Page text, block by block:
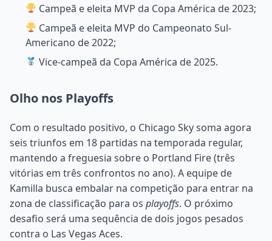
Campeã e eleita MVP da Copa América de 2023;
Campeã e eleita MVP do Campeonato Sul-
Americano de 2022;
Vice-campeã da Copa América de 2025.
Olho nos Playoffs
Com o resultado positivo, o Chicago Sky soma agora
seis triunfos em 18 partidas na temporada regular,
mantendo a freguesia sobre o Portland Fire (três
vitórias em três confrontos no ano). A equipe de
Kamilla busca embalar na competição para entrar na
zona de classificação para os playoffs. O próximo
desafio será uma sequência de dois jogos pesados
contra o Las Vegas Aces.